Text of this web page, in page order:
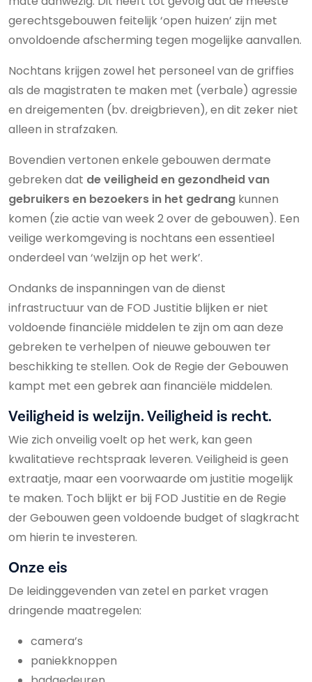
gerechtsgebouwen feitelijk ‘open huizen’ zijn met
onvoldoende afscherming tegen mogelijke aanvallen.
Nochtans krijgen zowel het personeel van de griffies
als de magistraten te maken met (verbale) agressie
en dreigementen (bv. dreigbrieven), en dit zeker niet
alleen in strafzaken.
Bovendien vertonen enkele gebouwen dermate
gebreken dat de veiligheid en gezondheid van
gebruikers en bezoekers in het gedrang kunnen
komen (zie actie van week 2 over de gebouwen). Een
veilige werkomgeving is nochtans een essentieel
onderdeel van ‘welzijn op het werk’.
Ondanks de inspanningen van de dienst
infrastructuur van de FOD Justitie blijken er niet
voldoende financiële middelen te zijn om aan deze
gebreken te verhelpen of nieuwe gebouwen ter
beschikking te stellen. Ook de Regie der Gebouwen
kampt met een gebrek aan financiële middelen.
Veiligheid is welzijn. Veiligheid is recht.
Wie zich onveilig voelt op het werk, kan geen
kwalitatieve rechtspraak leveren. Veiligheid is geen
extraatje, maar een voorwaarde om justitie mogelijk
te maken. Toch blijkt er bij FOD Justitie en de Regie
der Gebouwen geen voldoende budget of slagkracht
om hierin te investeren.
Onze eis
De leidinggevenden van zetel en parket vragen
dringende maatregelen:
camera’s
paniekknoppen